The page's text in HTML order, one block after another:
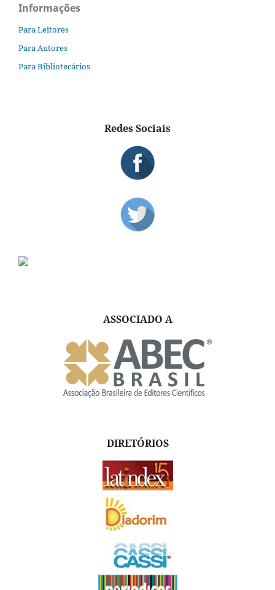
Informações
Para Leitores
Para Autores
Para Bibliotecários
Redes Sociais
ASSOCIADO A
DIRETÓRIOS